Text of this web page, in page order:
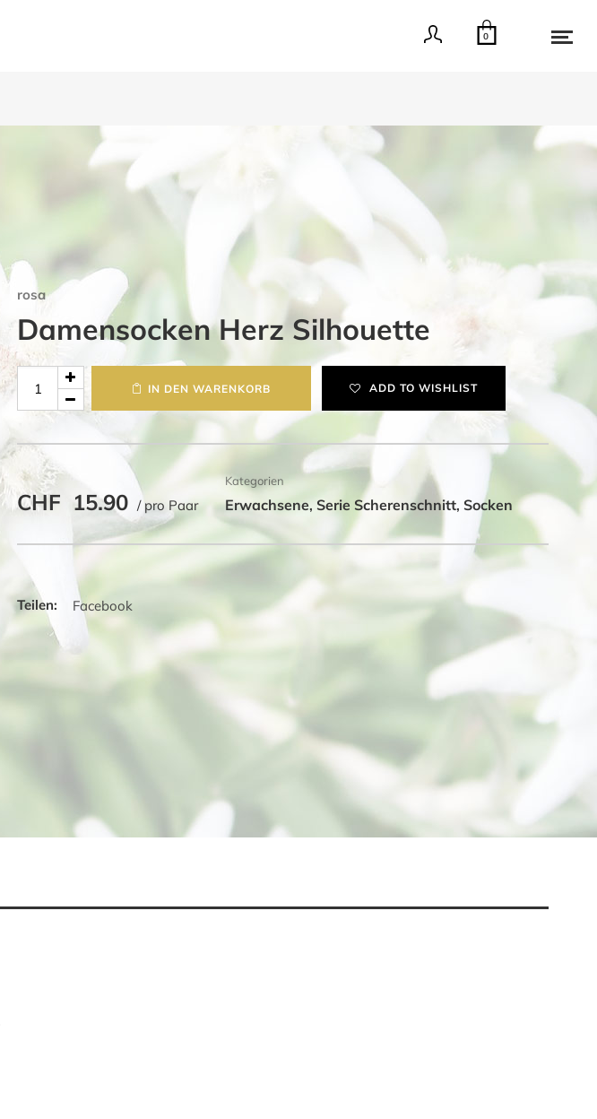
0
rosa
Damensocken Herz Silhouette
Damensocken
Menge
IN DEN WARENKORB ADD TO WISHLIST
CHF 15.90 / pro Paar
Kategorien
Erwachsene, Serie Scherenschnitt, Socken
Facebook